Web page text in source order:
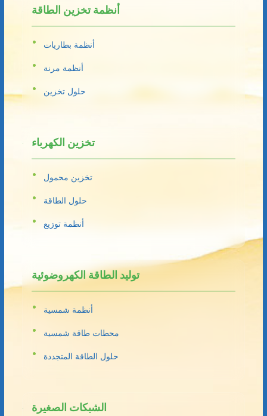
أنظمة تخزين الطاقة
أنظمة بطاريات
أنظمة مرنة
حلول تخزين
تخزين الكهرباء
تخزين محمول
حلول الطاقة
أنظمة توزيع
توليد الطاقة الكهروضوئية
أنظمة شمسية
محطات طاقة شمسية
حلول الطاقة المتجددة
الشبكات الصغيرة